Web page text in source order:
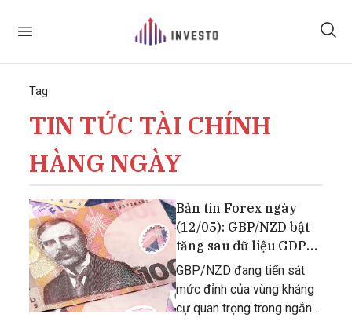
Tag
TIN TỨC TÀI CHÍNH
HÀNG NGÀY
Bản tin Forex ngày
(12/05): GBP/NZD bật
tăng sau dữ liệu GDP
của Anh
GBP/NZD đang tiến sát
mức đỉnh của vùng kháng
cự quan trọng trong ngắn